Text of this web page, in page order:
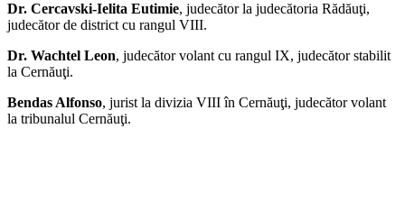
Dr. Cercavski-Ielita Eutimie, judecător la judecătoria Rădăuţi,
judecător de district cu rangul VIII.
Dr. Wachtel Leon, judecător volant cu rangul IX, judecător stabilit
la Cernăuţi.
Bendas Alfonso, jurist la divizia VIII în Cernăuţi, judecător volant
la tribunalul Cernăuţi.